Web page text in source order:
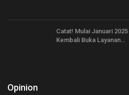
Catat! Mulai Januari
Kembali Buka Layanan…
Opinion